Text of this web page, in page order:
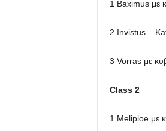
1 Baximus με
2 Ιnvistus –
3 Vorras με
Class 2
1 Μeliploe με